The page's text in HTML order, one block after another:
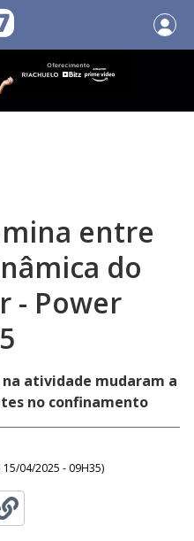
entre
do
- Power
atividade mudaram a
no confinamento
15/04/2025 - 09H35)